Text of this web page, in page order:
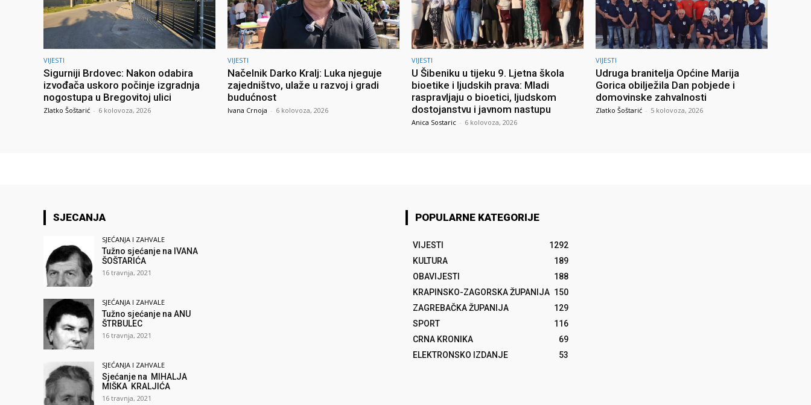
VIJESTI
Sigurniji Brdovec: Nakon odabira
izvođača uskoro počinje izgradnja
nogostupa u Bregovitoj ulici
Zlatko Šoštarić - 6 kolovoza, 2026
VIJESTI
Načelnik Darko Kralj: Luka njeguje
zajedništvo, ulaže u razvoj i gradi
budućnost
Ivana Crnoja - 6 kolovoza, 2026
VIJESTI
U Šibeniku u tijeku 9. Ljetna škola
bioetike i ljudskih prava: Mladi
raspravljaju o bioetici, ljudskom
dostojanstvu i javnom nastupu
Anica Sostaric - 6 kolovoza, 2026
VIJESTI
Udruga branitelja Općine Marija
Gorica obilježila Dan pobjede i
domovinske zahvalnosti
Zlatko Šoštarić - 5 kolovoza, 2026
SJECANJA
SJEĆANJA I ZAHVALE
Tužno sjećanje na IVANA
ŠOŠTARIĆA
16 travnja, 2021
SJEĆANJA I ZAHVALE
Tužno sjećanje na ANU
ŠTRBULEC
16 travnja, 2021
SJEĆANJA I ZAHVALE
Sjećanje na MIHALJA
MIŠKA KRALJIĆA
16 travnja, 2021
POPULARNE KATEGORIJE
VIJESTI
1292
KULTURA
189
OBAVIJESTI
188
KRAPINSKO-ZAGORSKA ŽUPANIJA 150
ZAGREBAČKA ŽUPANIJA
129
SPORT
116
CRNA KRONIKA
69
ELEKTRONSKO IZDANJE
53